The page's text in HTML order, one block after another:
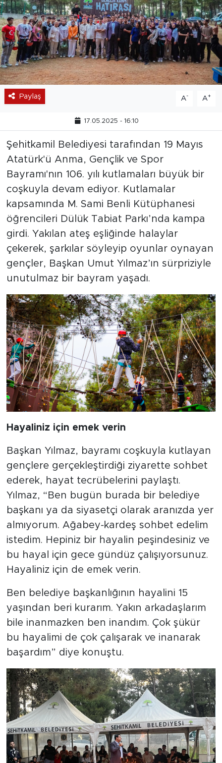
Paylaş A- A+
17.05.2025 - 16:10
Şehitkamil Belediyesi tarafından 19 Mayıs
Atatürk'ü Anma, Gençlik ve Spor
Bayramı'nın 106. yılı kutlamaları büyük bir
coşkuyla devam ediyor. Kutlamalar
kapsamında M. Sami Benli Kütüphanesi
öğrencileri Dülük Tabiat Parkı’nda kampa
girdi. Yakılan ateş eşliğinde halaylar
çekerek, şarkılar söyleyip oyunlar oynayan
gençler, Başkan Umut Yılmaz’ın sürpriziyle
unutulmaz bir bayram yaşadı.
Hayaliniz için emek verin
Başkan Yılmaz, bayramı coşkuyla kutlayan
gençlere gerçekleştirdiği ziyarette sohbet
ederek, hayat tecrübelerini paylaştı.
Yılmaz, “Ben bugün burada bir belediye
başkanı ya da siyasetçi olarak aranızda yer
almıyorum. Ağabey-kardeş sohbet edelim
istedim. Hepiniz bir hayalin peşindesiniz ve
bu hayal için gece gündüz çalışıyorsunuz.
Hayaliniz için de emek verin.
Ben belediye başkanlığının hayalini 15
yaşından beri kurarım. Yakın arkadaşlarım
bile inanmazken ben inandım. Çok şükür
bu hayalimi de çok çalışarak ve inanarak
başardım” diye konuştu.